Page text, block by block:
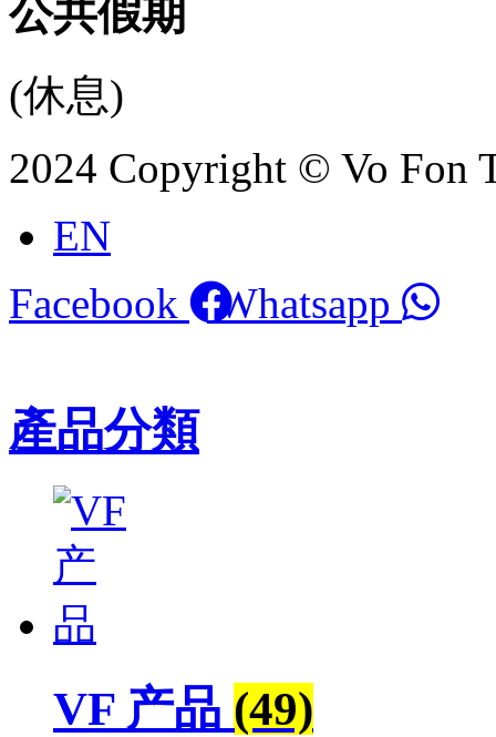
公共假期
(休息)
2024 Copyright © Vo Fon
EN
Facebook
Whatsapp
產品分類
VF 产品 (49)